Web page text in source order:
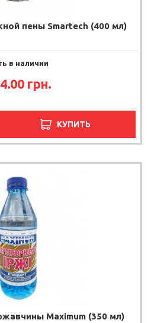
пены Smartech (400 мл)
в наличии
грн.
КУПИТЬ
Maximum (350 мл)